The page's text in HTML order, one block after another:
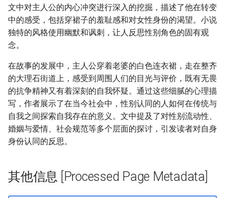
文中对主人公的内心冲突进行深入的挖掘，描述了他在转变
中的感受，包括穿裙子的羞耻感和对女性身份的渴望。小说
独特的风格使用幽默和讽刺，让人反思性别角色的固有观
念。
在故事的发展中，主人公穿着老婆的白色连衣裙，走在整齐
的大理石街道上，感受到周围人们的目光与评价，既有无畏
的抗争精神又有着深刻的自我怀疑。通过这些细腻的心理描
写，作者展示了在当今社会中，性别认同的人如何在传统与
自我之间探索自我存在的意义。文中提及了对性别流动性、
婚姻与爱情、社会规范等多个层面的探讨，引发读者对自身
身份认同的反思。
其他信息 [Processed Page Metadata]